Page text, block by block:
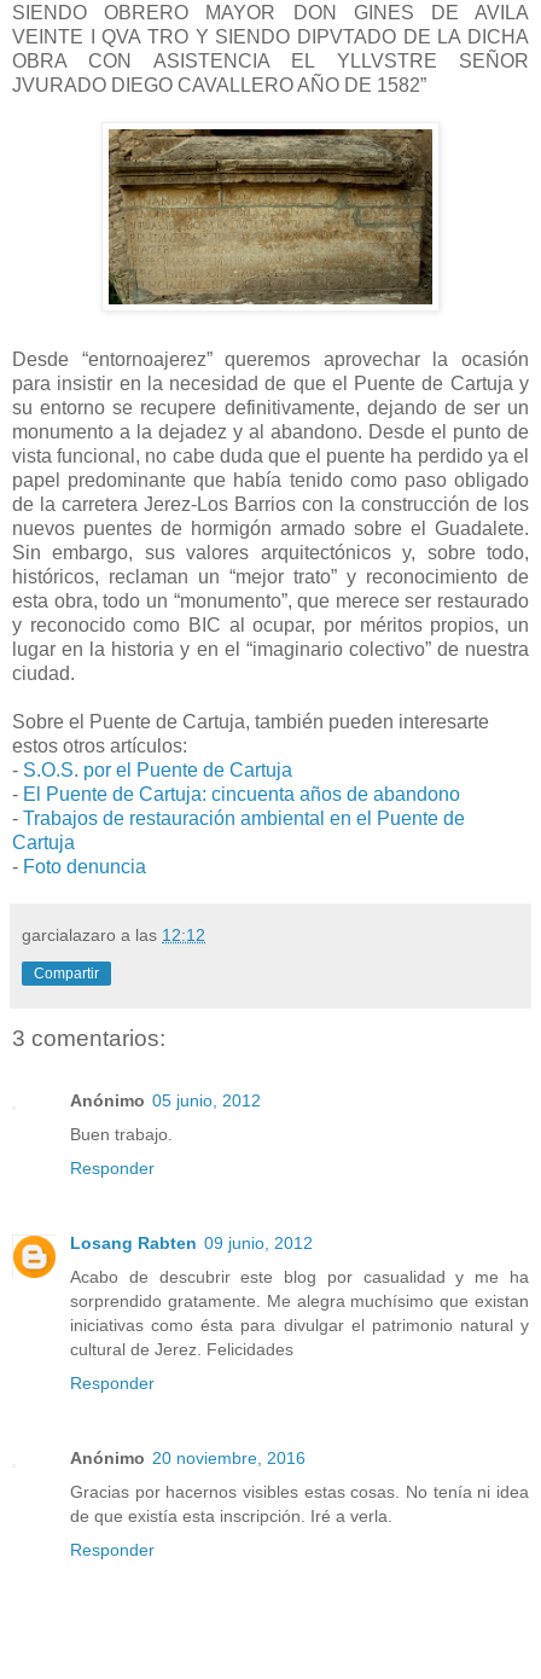
SIENDO OBRERO MAYOR DON GINES DE AVILA
VEINTE I QVA TRO Y SIENDO DIPVTADO DE LA DICHA
OBRA CON ASISTENCIA EL YLLVSTRE SEÑOR
JVURADO DIEGO CAVALLERO AÑO DE 1582”
Desde “entornoajerez” queremos aprovechar la ocasión
para insistir en la necesidad de que el Puente de Cartuja y
su entorno se recupere definitivamente, dejando de ser un
monumento a la dejadez y al abandono. Desde el punto de
vista funcional, no cabe duda que el puente ha perdido ya el
papel predominante que había tenido como paso obligado
de la carretera Jerez-Los Barrios con la construcción de los
nuevos puentes de hormigón armado sobre el Guadalete.
Sin embargo, sus valores arquitectónicos y, sobre todo,
históricos, reclaman un “mejor trato” y reconocimiento de
esta obra, todo un “monumento”, que merece ser restaurado
y reconocido como BIC al ocupar, por méritos propios, un
lugar en la historia y en el “imaginario colectivo” de nuestra
ciudad.
Sobre el Puente de Cartuja, también pueden interesarte
estos otros artículos:
- S.O.S. por el Puente de Cartuja
- El Puente de Cartuja: cincuenta años de abandono
- Trabajos de restauración ambiental en el Puente de
Cartuja
- Foto denuncia
garcialazaro a las 12:12
Compartir
3 comentarios:
Anónimo 05 junio, 2012
Buen trabajo.
Responder
Losang Rabten 09 junio, 2012
Acabo de descubrir este blog por casualidad y me ha
sorprendido gratamente. Me alegra muchísimo que existan
iniciativas como ésta para divulgar el patrimonio natural y
cultural de Jerez. Felicidades
Responder
Anónimo 20 noviembre, 2016
Gracias por hacernos visibles estas cosas. No tenía ni idea
de que existía esta inscripción. Iré a verla.
Responder